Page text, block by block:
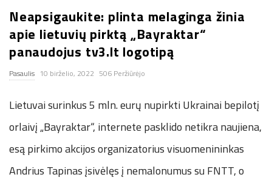
n
.
n
e
t
Neapsigaukite: plinta melaginga žinia
apie lietuvių pirktą „Bayraktar“
panaudojus tv3.lt logotipą
Pasaulis 10 birželio, 2022 506 Peržiūrėjo
Lietuvai surinkus 5 mln. eurų nupirkti Ukrainai bepilotį
orlaivį „Bayraktar“, internete pasklido netikra naujiena,
esą pirkimo akcijos organizatorius visuomenininkas
Andrius Tapinas įsivėlęs į nemalonumus su FNTT, o